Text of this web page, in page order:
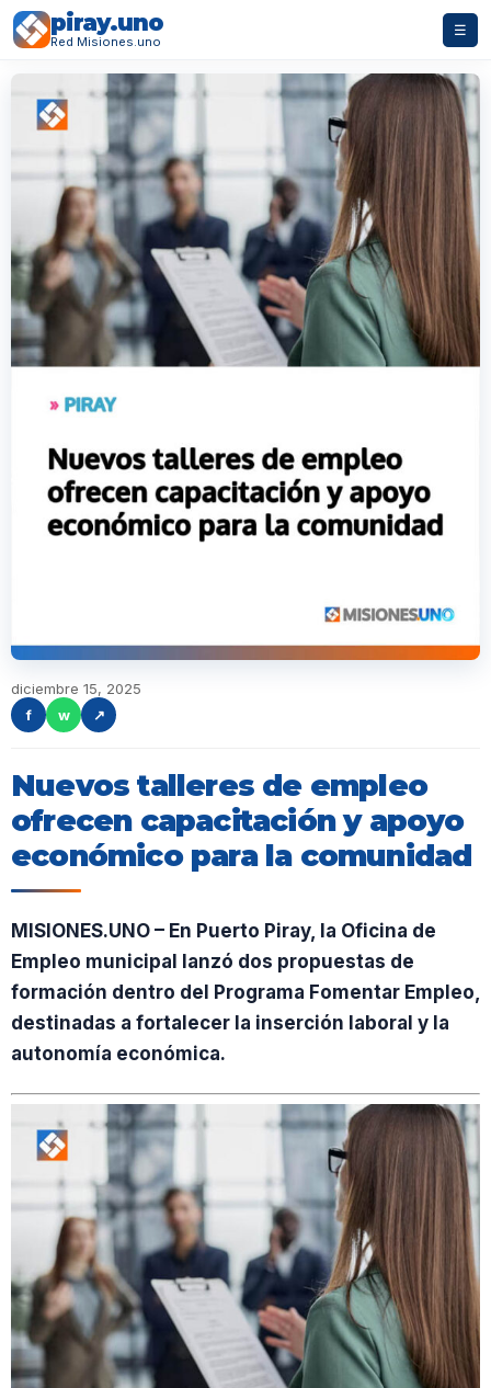
piray.uno
Red Misiones.uno
☰
diciembre 15, 2025
f
w ↗
Nuevos talleres de empleo
ofrecen capacitación y apoyo
económico para la comunidad
MISIONES.UNO – En Puerto Piray, la Oficina de
Empleo municipal lanzó dos propuestas de
formación dentro del Programa Fomentar Empleo,
destinadas a fortalecer la inserción laboral y la
autonomía económica.